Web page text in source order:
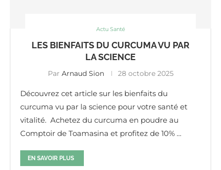
Actu Santé
LES BIENFAITS DU CURCUMA VU PAR
LA SCIENCE
Par Arnaud Sion 28 octobre 2025
Découvrez cet article sur les bienfaits du
curcuma vu par la science pour votre santé et
vitalité. Achetez du curcuma en poudre au
Comptoir de Toamasina et profitez de 10% …
EN SAVOIR PLUS